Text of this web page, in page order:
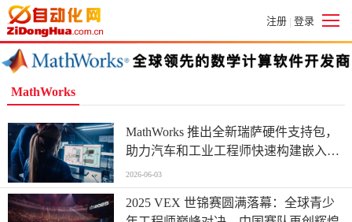
注册 | 登录
MathWorks
MathWorks 推出全新瑞萨硬件支持包，
助力汽车和工业工程师快速构建嵌入式
系统原型
2026-06-03
2025 VEX 世锦赛圆满落幕：全球青少